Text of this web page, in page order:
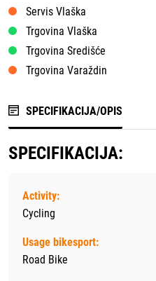
Servis Vlaška
Trgovina Vlaška
Trgovina Središće
Trgovina Varaždin
SPECIFIKACIJA/OPIS
SPECIFIKACIJA:
Activity:
Cycling
Usage bikesport:
Road Bike